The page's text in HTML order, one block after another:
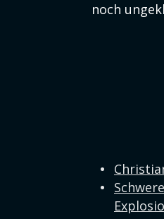
noch